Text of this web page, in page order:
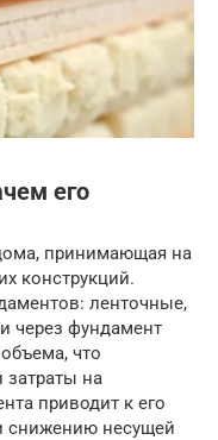
его
принимающая на
конструкций.
ленточные,
через фундамент
что
затраты на
приводит к его
снижению несущей